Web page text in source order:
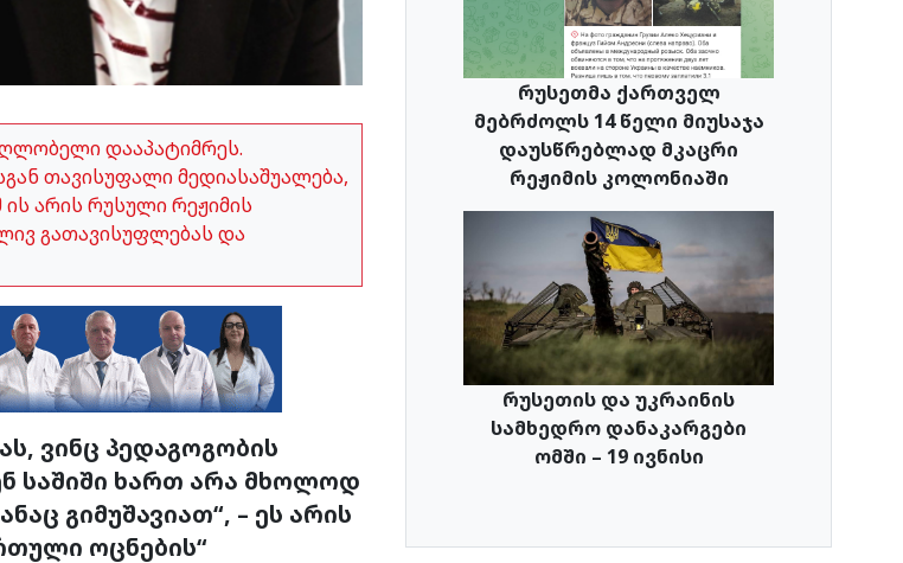
დააპატიმრეს.
თავისუფალი მედიასაშუალება,
არის რუსული რეჟიმის
გათავისუფლებას და
ვინც პედაგოგობის
საშიში ხართ არა მხოლოდ
გიმუშავიათ“, – ეს არის
ოცნების“
რუსეთმა ქართველ
მებრძოლს 14 წელი მიუსაჯა
დაუსწრებლად მკაცრი
რეჟიმის კოლონიაში
რუსეთის და უკრაინის
სამხედრო დანაკარგები
ომში – 19 ივნისი